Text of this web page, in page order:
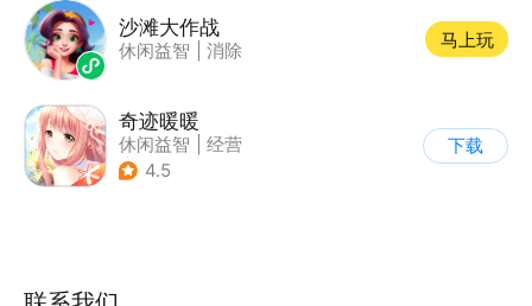
沙滩大作战
休闲益智 消除
马上玩
奇迹暖暖
休闲益智
经营
| 美少女
4.5
下载